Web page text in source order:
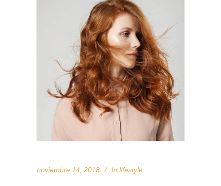
noviembre 14, 2018 In lifestyle